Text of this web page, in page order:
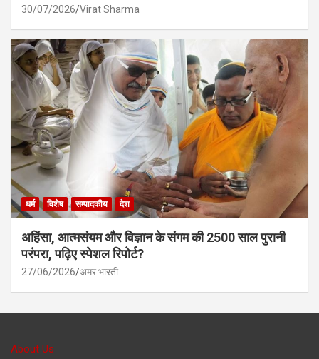
30/07/2026 Virat Sharma
धर्म विशेष सम्पादकीय देश
अहिंसा, आत्मसंयम और विज्ञान के संगम की 2500 साल पुरानी
परंपरा, पढ़िए स्पेशल रिपोर्ट?
27/06/2026 अमर भारती
About Us